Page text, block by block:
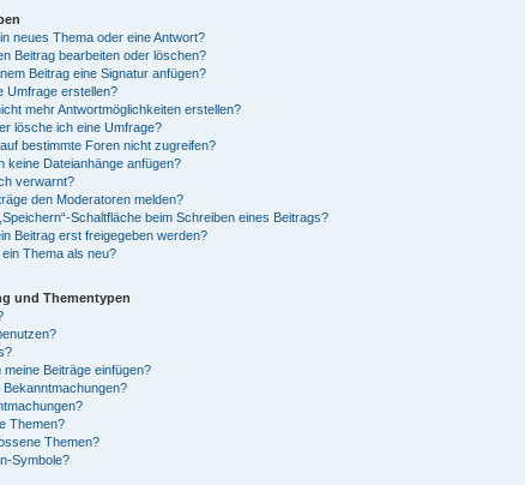
neues Thema oder eine Antwort?
Beitrag bearbeiten oder löschen?
Beitrag eine Signatur anfügen?
Umfrage erstellen?
mehr Antwortmöglichkeiten erstellen?
lösche ich eine Umfrage?
bestimmte Foren nicht zugreifen?
keine Dateianhänge anfügen?
verwarnt?
den Moderatoren melden?
Schaltfläche beim Schreiben eines Beitrags?
Beitrag erst freigegeben werden?
Thema als neu?
und Thementypen
meine Beiträge einfügen?
Bekanntmachungen?
Themen?
Themen?
Symbole?